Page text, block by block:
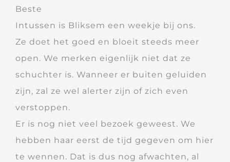
Beste
Intussen is Bliksem een weekje bij ons.
Ze doet het goed en bloeit steeds meer
open. We merken eigenlijk niet dat ze
schuchter is. Wanneer er buiten geluiden
zijn, zal ze wel alerter zijn of zich even
verstoppen.
Er is nog niet veel bezoek geweest. We
hebben haar eerst de tijd gegeven om hier
te wennen. Dat is dus nog afwachten, al